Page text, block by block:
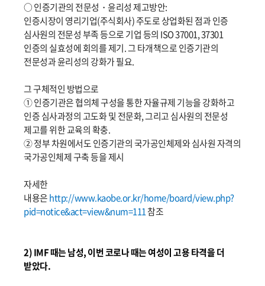
○ 인증기관의 전문성・윤리성 제고방안:
인증시장이 영리기업(주식회사) 주도로 상업화된 점과 인증
심사원의 전문성 부족 등으로 기업 등의 ISO 37001, 37301
인증의 실효성에 회의를 제기. 그 타개책으로 인증기관의
전문성과 윤리성의 강화가 필요.
그 구체적인 방법으로
① 인증기관은 협의체 구성을 통한 자율규제 기능을 강화하고
인증 심사과정의 고도화 및 전문화, 그리고 심사원의 전문성
제고를 위한 교육의 확충.
② 정부 차원에서도 인증기관의 국가공인체제와 심사원 자격의
국가공인체제 구축 등을 제시
자세한
내용은http://www.kaobe.or.kr/home/board/view.php?
pid=notice&act=view&num=111참조
2) IMF 때는 남성, 이번 코로나 때는 여성이 고용 타격을 더
받았다.